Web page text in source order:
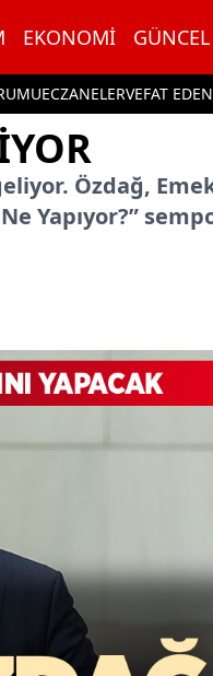
EKONOMI GÜNCEL
ECZANELERVEFAT
Özdağ,
Yapıyor?”